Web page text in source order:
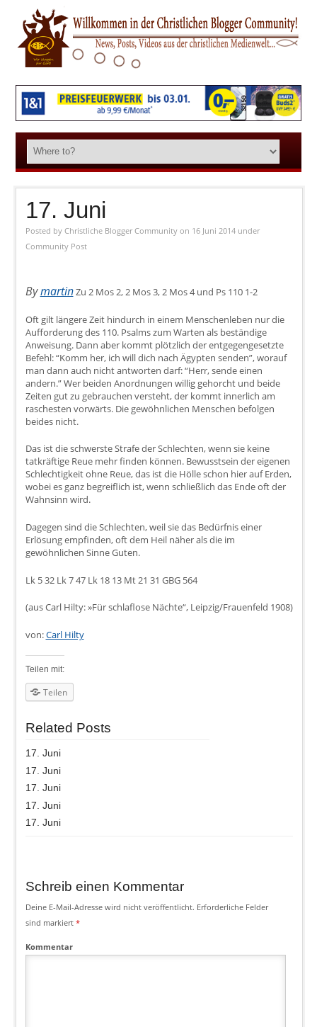
17. Juni
Posted by Christliche Blogger Community on 16 Juni 2014 under
Community Post
BymartinZu 2 Mos 2, 2 Mos 3, 2 Mos 4 und Ps 110 1-2
Oft gilt längere Zeit hindurch in einem Menschenleben nur die
Aufforderung des 110. Psalms zum Warten als beständige
Anweisung. Dann aber kommt plötzlich der entgegengesetzte
Befehl: “Komm her, ich will dich nach Ägypten senden”, worauf
man dann auch nicht antworten darf: “Herr, sende einen
andern.” Wer beiden Anordnungen willig gehorcht und beide
Zeiten gut zu gebrauchen versteht, der kommt innerlich am
raschesten vorwärts. Die gewöhnlichen Menschen befolgen
beides nicht.
Das ist die schwerste Strafe der Schlechten, wenn sie keine
tatkräftige Reue mehr finden können. Bewusstsein der eigenen
Schlechtigkeit ohne Reue, das ist die Hölle schon hier auf Erden,
wobei es ganz begreiflich ist, wenn schließlich das Ende oft der
Wahnsinn wird.
Dagegen sind die Schlechten, weil sie das Bedürfnis einer
Erlösung empfinden, oft dem Heil näher als die im
gewöhnlichen Sinne Guten.
Lk 5 32 Lk 7 47 Lk 18 13 Mt 21 31 GBG 564
(aus Carl Hilty: »Für schlaflose Nächte“, Leipzig/Frauenfeld 1908)
von:Carl Hilty
Teilen mit:
Teilen
Related Posts
17. Juni
17. Juni
17. Juni
17. Juni
17. Juni
Schreib einen Kommentar
Deine E-Mail-Adresse wird nicht veröffentlicht. Erforderliche Felder
sind markiert *
Kommentar